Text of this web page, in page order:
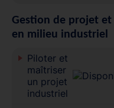
Gestion de projet
en milieu industriel
Piloter et
maîtriser
un projet
industriel